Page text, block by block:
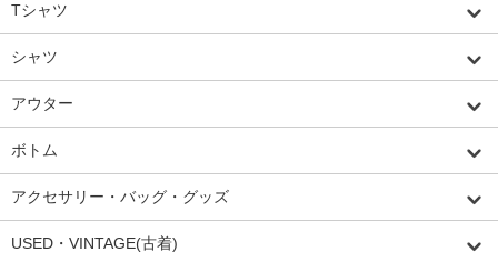
Tシャツ
シャツ
アウター
ボトム
アクセサリー・バッグ・グッズ
USED・VINTAGE(古着)